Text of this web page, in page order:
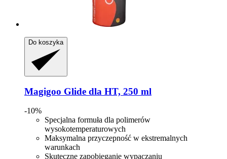
Do koszyka
Magigoo Glide dla HT, 250 ml
-10%
Specjalna formuła dla polimerów
wysokotemperaturowych
Maksymalna przyczepność w ekstremalnych
warunkach
Skuteczne zapobieganie wypaczaniu